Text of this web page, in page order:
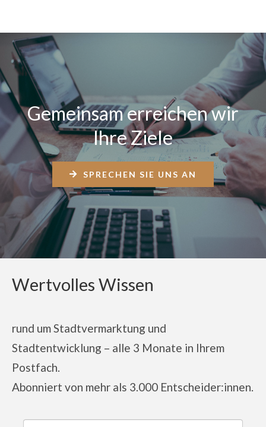
Gemeinsam erreichen wir
Ihre Ziele
SPRECHEN SIE UNS AN
Wertvolles Wissen
rund um Stadtvermarktung und
Stadtentwicklung – alle 3 Monate in Ihrem
Postfach.
Abonniert von mehr als 3.000 Entscheider:innen.